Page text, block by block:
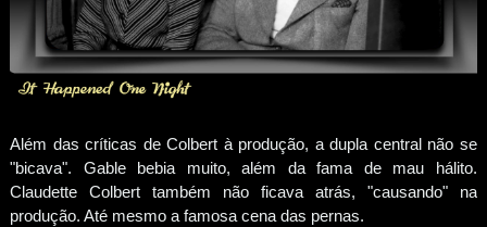
Além das críticas de Colbert à produção, a dupla central não se
"bicava". Gable bebia muito, além da fama de mau hálito.
Claudette Colbert também não ficava atrás, "causando" na
produção. Até mesmo a famosa cena das pernas.